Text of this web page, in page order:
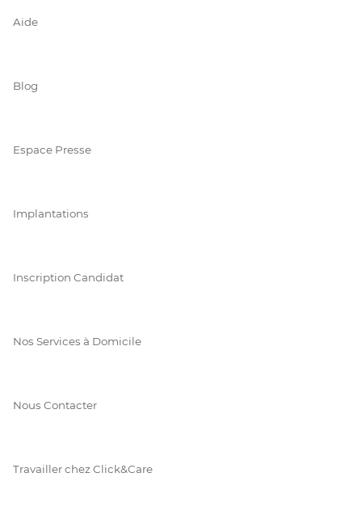
Aide
Blog
Espace Presse
Implantations
Inscription Candidat
Nos Services à Domicile
Nous Contacter
Travailler chez Click&Care